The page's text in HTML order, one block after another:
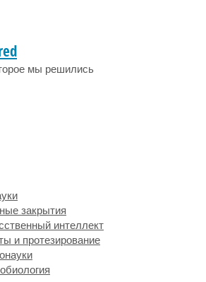
мы решились
закрытия
интеллект
и протезирование